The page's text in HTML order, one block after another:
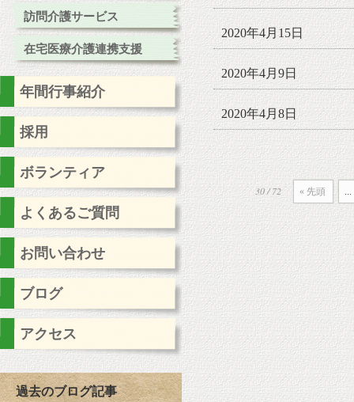
訪問介護サービス
在宅医療介護連携支援
年間行事紹介
採用
ボランティア
よくあるご質問
お問い合わせ
ブログ
アクセス
過去のブログ記事
2020年4月15日
2020年4月9日
2020年4月8日
30 / 72 « 先頭 ...